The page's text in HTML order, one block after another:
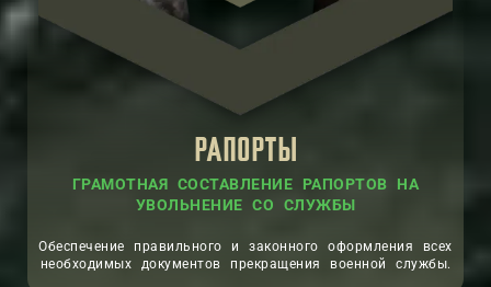
РАПОРТЫ
ГРАМОТНАЯ СОСТАВЛЕНИЕ РАПОРТОВ НА
УВОЛЬНЕНИЕ СО СЛУЖБЫ
Обеспечение правильного и законного оформления всех
необходимых документов прекращения военной службы.